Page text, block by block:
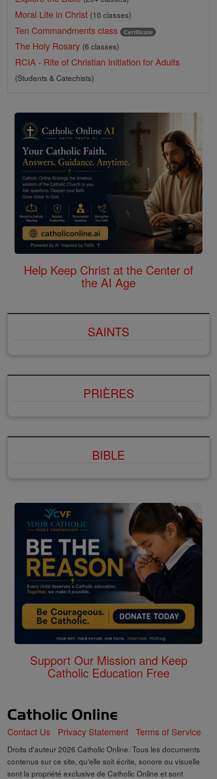
Moral Life in Christ (10 classes)
Ten Commandments class Certificate
The Holy Rosary (6 classes)
RCIA - Rite of Christian Initiation for Adults
(Students & Catechists)
Help Keep Christ at the Center of
the AI Age
SAINTS
PRIÈRES
BIBLE
Support Our Mission and Keep
Catholic Education Free
Contact Us Privacy Statement Terms of Service
Droits d'auteur 2026 Catholic Online. Tous les documents
contenus sur ce site, qu'elle soit écrite, sonore ou visuelle
sont la propriété exclusive de Catholic Online et sont